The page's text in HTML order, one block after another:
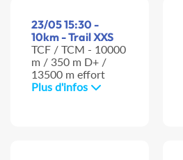
23/05 15:30 -
10km - Trail XXS
TCF / TCM - 10000
m / 350 m D+ /
13500 m effort
Plus d'infos